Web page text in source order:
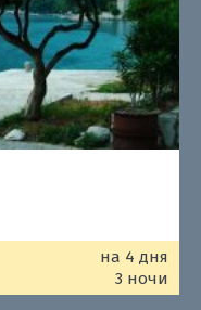
на 4 дня
3 ночи